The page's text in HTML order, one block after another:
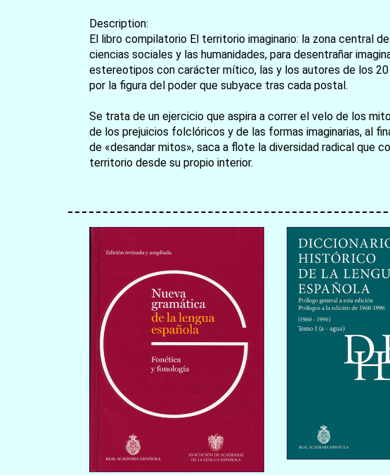
Description:
El libro compilatorio El territorio imaginario: la zona central
ciencias sociales y las humanidades, para desentrañar
estereotipos con carácter mítico, las y los autores de los
por la figura del poder que subyace tras cada postal.
Se trata de un ejercicio que aspira a correr el velo de los
de los prejuicios folclóricos y de las formas imaginarias, al
de «desandar mitos», saca a flote la diversidad radical que
territorio desde su propio interior.